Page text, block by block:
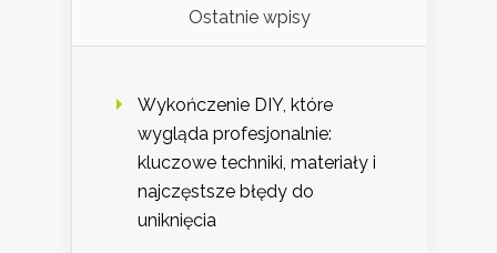
Ostatnie wpisy
Wykończenie DIY, które
wygląda profesjonalnie:
kluczowe techniki, materiały i
najczęstsze błędy do
uniknięcia